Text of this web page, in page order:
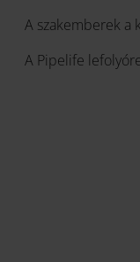
A szakemberek a
A Pipelife